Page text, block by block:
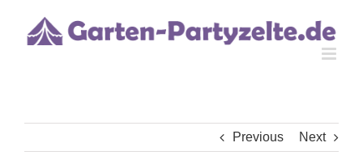
content
Previous Next